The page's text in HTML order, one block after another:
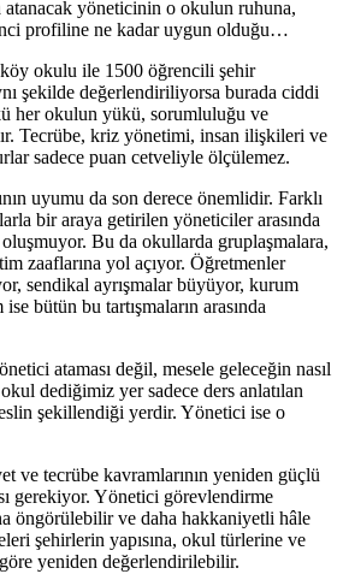
yöneticinin o okulun ruhuna,
profiline ne kadar uygun olduğu…
okulu ile 1500 öğrencili şehir
şekilde değerlendiriliyorsa burada ciddi
her okulun yükü, sorumluluğu ve
Tecrübe, kriz yönetimi, insan ilişkileri ve
sadece puan cetveliyle ölçülemez.
uyumu da son derece önemlidir. Farklı
bir araya getirilen yöneticiler arasında
Bu da okullarda gruplaşmalara,
zaaflarına yol açıyor. Öğretmenler
sendikal ayrışmalar büyüyor, kurum
bütün bu tartışmaların arasında
ataması değil, mesele geleceğin nasıl
dediğimiz yer sadece ders anlatılan
şekillendiği yerdir. Yönetici ise o
ve tecrübe kavramlarının yeniden güçlü
gerekiyor. Yönetici görevlendirme
öngörülebilir ve daha hakkaniyetli hâle
şehirlerin yapısına, okul türlerine ve
yeniden değerlendirilebilir.